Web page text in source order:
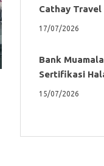
Cathay Travel
17/07/2026
Bank
Sertifikasi
15/07/2026